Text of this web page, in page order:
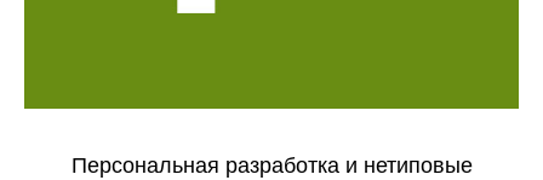
Персональная разработка и нетиповые